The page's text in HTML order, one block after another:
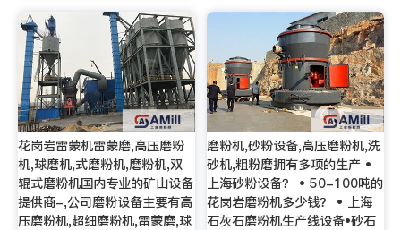
花岗岩雷蒙机雷蒙磨,高压磨粉
机,球磨机,式磨粉机,磨粉机,双
辊式磨粉机国内专业的矿山设备
提供商-,公司磨粉设备主要有高
压磨粉机,超细磨粉机,雷蒙磨,球
磨粉机,砂粉设备,高压磨粉机,洗
砂机,粗粉磨拥有多项的生产 •
上海砂粉设备？ • 50-100吨的
花岗岩磨粉机多少钱？ • 上海
石灰石磨粉机生产线设备•砂石